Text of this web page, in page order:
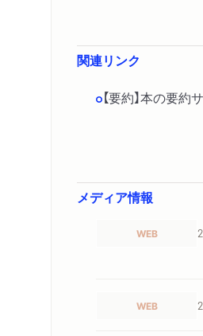
関連リンク
【要約】本の要
メディア情報
WEB
WEB